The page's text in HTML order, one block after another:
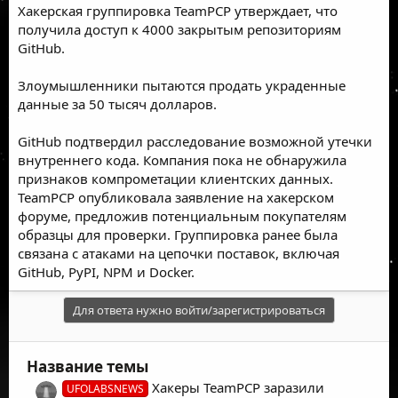
Хакерская группировка TeamPCP утверждает, что
получила доступ к 4000 закрытым репозиториям
GitHub.
Злоумышленники пытаются продать украденные
данные за 50 тысяч долларов.
GitHub подтвердил расследование возможной утечки
внутреннего кода. Компания пока не обнаружила
признаков компрометации клиентских данных.
TeamPCP опубликовала заявление на хакерском
форуме, предложив потенциальным покупателям
образцы для проверки. Группировка ранее была
связана с атаками на цепочки поставок, включая
GitHub, PyPI, NPM и Docker.
Для ответа нужно войти/зарегистрироваться
Название темы
UFOLABSNEWS
Хакеры TeamPCP заразили